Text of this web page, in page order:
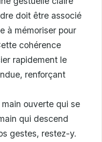
doit être associé
à mémoriser pour
cohérence
rapidement le
renforçant
ouverte qui se
qui descend
gestes, restez-y.